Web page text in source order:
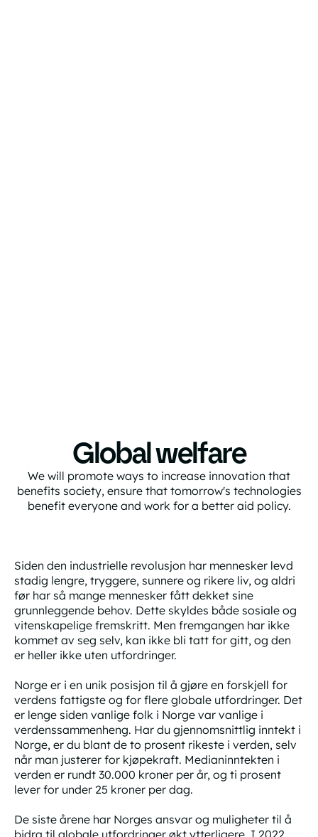
Global welfare
We will promote ways to increase innovation that
benefits society, ensure that tomorrow's technologies
benefit everyone and work for a better aid policy.
Siden den industrielle revolusjon har mennesker levd
stadig lengre, tryggere, sunnere og rikere liv, og aldri
før har så mange mennesker fått dekket sine
grunnleggende behov. Dette skyldes både sosiale og
vitenskapelige fremskritt. Men fremgangen har ikke
kommet av seg selv, kan ikke bli tatt for gitt, og den
er heller ikke uten utfordringer.
Norge er i en unik posisjon til å gjøre en forskjell for
verdens fattigste og for flere globale utfordringer. Det
er lenge siden vanlige folk i Norge var vanlige i
verdenssammenheng. Har du gjennomsnittlig inntekt i
Norge, er du blant de to prosent rikeste i verden, selv
når man justerer for kjøpekraft. Medianinntekten i
verden er rundt 30.000 kroner per år, og ti prosent
lever for under 25 kroner per dag.
De siste årene har Norges ansvar og muligheter til å